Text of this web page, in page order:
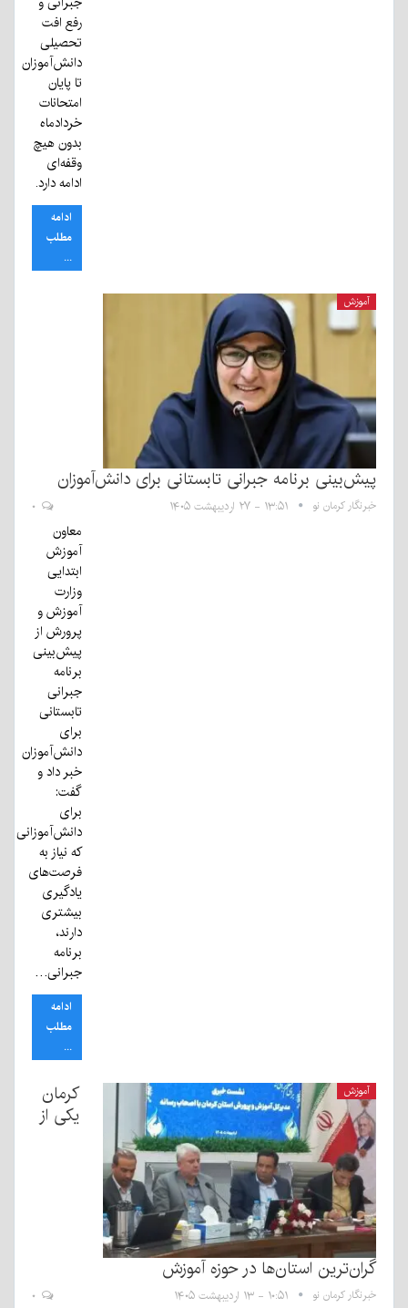
رفع افت
تحصیلی
دانش‌آموزان
تا پایان
امتحانات
خردادماه
بدون هیچ
وقفه‌ای
ادامه دارد.
ادامه
مطلب
...
آموزش
پیش‌بینی برنامه جبرانی تابستانی برای دانش‌آموزان
خبرنگار کرمان نو ۱۳:۵۱ - ۲۷ اردیبهشت ۱۴۰۵
معاون
آموزش
ابتدایی
وزارت
آموزش و
پرورش از
پیش‌بینی
برنامه
جبرانی
تابستانی
برای
دانش‌آموزان
خبر داد و
گفت:
برای
دانش‌آموزانی
که نیاز به
فرصت‌های
یادگیری
بیشتری
دارند،
برنامه
جبرانی…
ادامه
مطلب
...
آموزش
کرمان
یکی از
گران‌ترین استان‌ها در حوزه آموزش
خبرنگار کرمان نو ۱۰:۵۱ - ۱۳ اردیبهشت ۱۴۰۵